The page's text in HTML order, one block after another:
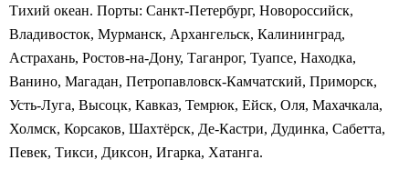
Тихий океан. Порты: Санкт-Петербург, Новороссийск,
Владивосток, Мурманск, Архангельск, Калининград,
Астрахань, Ростов-на-Дону, Таганрог, Туапсе, Находка,
Ванино, Магадан, Петропавловск-Камчатский, Приморск,
Усть-Луга, Высоцк, Кавказ, Темрюк, Ейск, Оля, Махачкала,
Холмск, Корсаков, Шахтёрск, Де-Кастри, Дудинка, Сабетта,
Певек, Тикси, Диксон, Игарка, Хатанга.